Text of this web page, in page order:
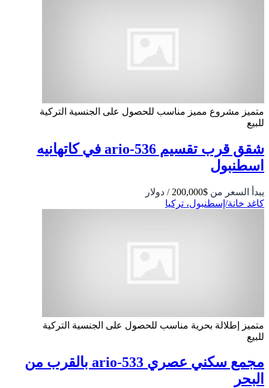
متميز مشروع مميز مناسب للحصول على الجنسية التركية
للبيع
شقق قرب تقسيم 536-ario في كاتهانيه
اسطنبول
يبدأ السعر من $200,000
/ دولار
كاغد خانة/إسطنبول، تركيا
متميز إطلالة بحرية مناسب للحصول على الجنسية التركية
للبيع
مجمع سكني عصري 533-ario بالقرب من
البحر